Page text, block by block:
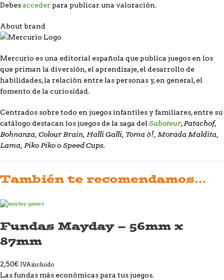
Debesacceder para publicar una valoración.
About brand
Mercurio es una editorial española que publica juegos en los
que priman la diversión, el aprendizaje, el desarrollo de
habilidades, la relación entre las personas y, en general, el
fomento de la curiosidad.
Centrados sobre todo en juegos infantiles y familiares, entre su
catálogo destacan los juegos de la saga del Saboteur,Patachof,
Bohnanza, Colour Brain, Halli Galli, Toma 6!, Morada Maldita,
Lama, Piko Pikoo Speed Cups.
También te recomendamos…
Fundas Mayday – 56mm x
87mm
2,50€ IVA incluido
Las fundas más económicas para tus juegos.